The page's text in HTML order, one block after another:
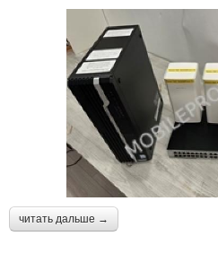
читать дальше →